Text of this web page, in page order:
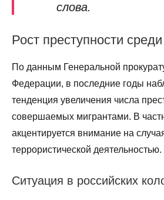
слова.
Рост преступности
По данным Генеральной
Федерации, в последние годы
тенденция увеличения числа
совершаемых мигрантами. В
акцентируется внимание на
террористической деятельностью.
Ситуация в российских